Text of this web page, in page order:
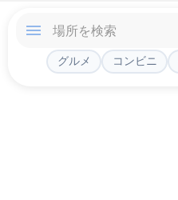
グルメ コンビニ